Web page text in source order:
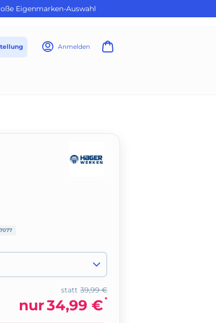
Eigenmarken-Auswahl
Anmelden
39,99 €
statt
nur34,99 € *